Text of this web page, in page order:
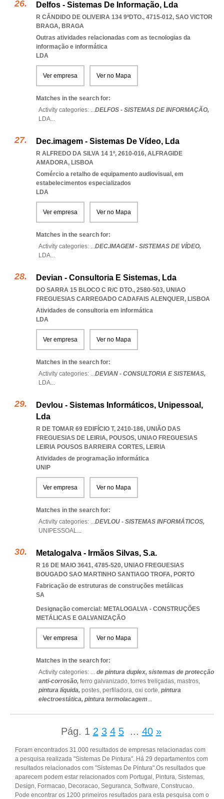
Delfos - Sistemas De Informação, Lda
R CÂNDIDO DE OLIVEIRA 134 9ºDTO., 4715-012, SAO VICTOR
BRAGA, BRAGA
Outras atividades relacionadas com as tecnologias da
informação e informática
LDA
Ver empresa Ver no Mapa
Matches in the search for:
Activity categories: ...DELFOS - SISTEMAS DE INFORMAÇÃO,
LDA...
Dec.imagem - Sistemas De Vídeo, Lda
R ALFREDO DA SILVA 14 1º, 2610-016, ALFRAGIDE
AMADORA, LISBOA
Comércio a retalho de equipamento audiovisual, em
estabelecimentos especializados
LDA
Ver empresa Ver no Mapa
Matches in the search for:
Activity categories: ...DEC.IMAGEM - SISTEMAS DE VÍDEO,
LDA...
Devian - Consultoria E Sistemas, Lda
DO SARRA 15 BLOCO C R/C DTO., 2580-503, UNIAO
FREGUESIAS CARREGADO CADAFAIS ALENQUER, LISBOA
Atividades de consultoria em informática
LDA
Ver empresa Ver no Mapa
Matches in the search for:
Activity categories: ...DEVIAN - CONSULTORIA E SISTEMAS,
LDA...
Devlou - Sistemas Informáticos, Unipessoal,
Lda
R DE TOMAR 69 EDIFÍCIO T, 2410-186, UNIÃO DAS
FREGUESIAS DE LEIRIA, POUSOS, UNIAO FREGUESIAS
LEIRIA POUSOS BARREIRA CORTES, LEIRIA
Atividades de programação informática
UNIP
Ver empresa Ver no Mapa
Matches in the search for:
Activity categories: ...DEVLOU - SISTEMAS INFORMÁTICOS,
UNIPESSOAL...
Metalogalva - Irmãos Silvas, S.a.
R 16 DE MAIO 3641, 4785-520, UNIAO FREGUESIAS
BOUGADO SAO MARTINHO SANTIAGO TROFA, PORTO
Fabricação de estruturas de construções metálicas
SA
Designação comercial: METALOGALVA - CONSTRUÇÕES
METÁLICAS E GALVANIZAÇÃO
Ver empresa Ver no Mapa
Matches in the search for:
Activity categories: ... de pintura duplex, sistemas de protecção
anti-corrosão, ferro galvanizado, torres treliçadas, mastros,
pintura líquida, postes, perfiladora, oxi corte, pintura
electroestática, pintura termolacagem...
Pág. 1 2 3 4 5 ... 40 »
Foram encontrados 31.000 resultados de empresas relacionadas com
a pesquisa realizada "Sistemas De Pintura". Há 29 departamentos com
resultados relacionados com "Sistemas De Pintura".Os resultados que
aparecem podem estar relacionados com Portugal, Pintura, Sistemas,
Design, Formacao, Decoracao, Seguranca, Software, Construcao.
Pode encontrar os 1200 primeiros resultados para esta pesquisa com o